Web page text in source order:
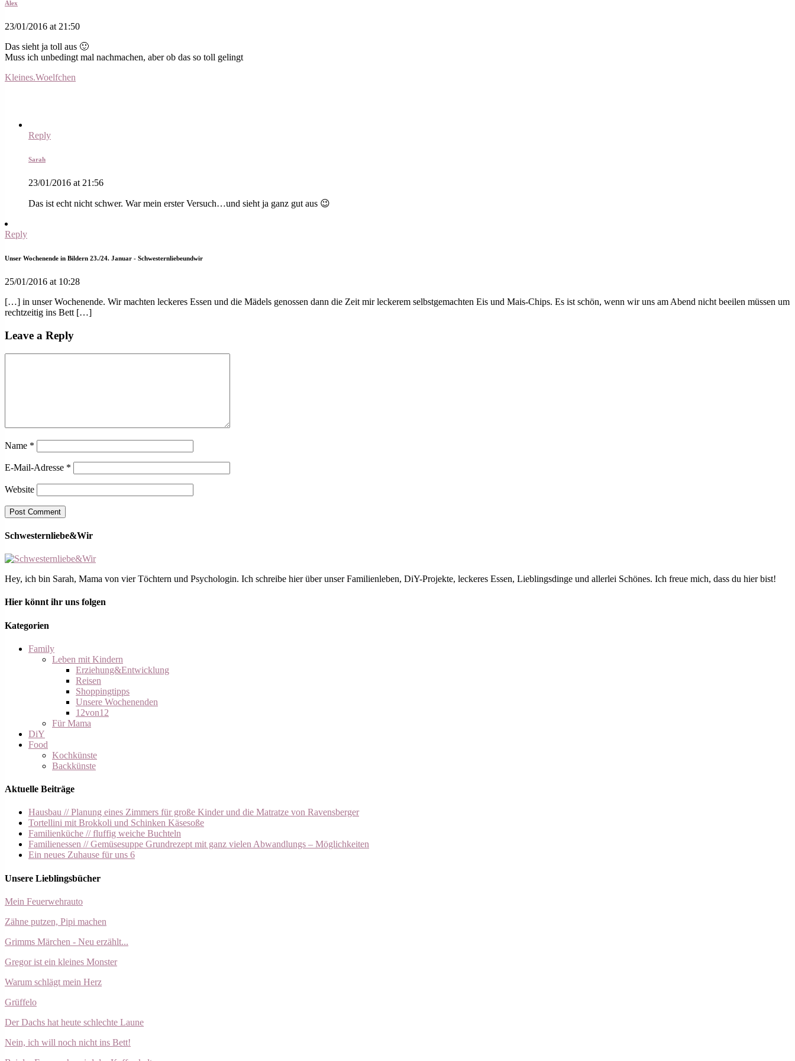
Alex
23/01/2016 at 21:50
Das sieht ja toll aus 🙂
Muss ich unbedingt mal nachmachen, aber ob das so toll gelingt
Kleines.Woelfchen
Reply
Sarah
23/01/2016 at 21:56
Das ist echt nicht schwer. War mein erster Versuch…und sieht ja ganz gut aus 😉
Reply
Unser Wochenende in Bildern 23./24. Januar - Schwesternliebeundwir
25/01/2016 at 10:28
[…] in unser Wochenende. Wir machten leckeres Essen und die Mädels genossen dann die Zeit mir leckerem selbstgemachten Eis und Mais-Chips. Es ist schön, wenn wir uns am Abend nicht beeilen müssen um
rechtzeitig ins Bett […]
Leave a Reply
Name *
E-Mail-Adresse *
Website
Schwesternliebe&Wir
Hey, ich bin Sarah, Mama von vier Töchtern und Psychologin. Ich schreibe hier über unser Familienleben, DiY-Projekte, leckeres Essen, Lieblingsdinge und allerlei Schönes. Ich freue mich, dass du hier bist!
Hier könnt ihr uns folgen
Kategorien
Family
Leben mit Kindern
Erziehung&Entwicklung
Reisen
Shoppingtipps
Unsere Wochenenden
12von12
Für Mama
DiY
Food
Kochkünste
Backkünste
Aktuelle Beiträge
Hausbau // Planung eines Zimmers für große Kinder und die Matratze von Ravensberger
Tortellini mit Brokkoli und Schinken Käsesoße
Familienküche // fluffig weiche Buchteln
Familienessen // Gemüsesuppe Grundrezept mit ganz vielen Abwandlungs – Möglichkeiten
Ein neues Zuhause für uns 6
Unsere Lieblingsbücher
Mein Feuerwehrauto
Zähne putzen, Pipi machen
Grimms Märchen - Neu erzählt...
Gregor ist ein kleines Monster
Warum schlägt mein Herz
Grüffelo
Der Dachs hat heute schlechte Laune
Nein, ich will noch nicht ins Bett!